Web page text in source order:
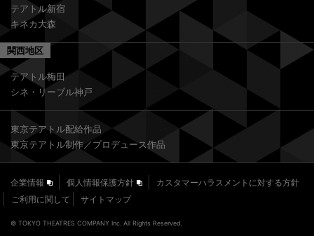
テアトル新宿
キネカ大森
関西地区
テアトル梅田
シネ・リーブル神戸
東京テアトル配給作品
東京テアトル制作／プロデュース作品
企業情報 個人情報保護方針
カスタマーハラスメントに対する方針
ご利用に関して
サイトマップ
© TOKYO THEATRES COMPANY Inc. All Rights Reserved.